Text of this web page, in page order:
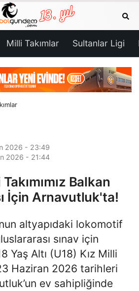
Milli Takımlar Sultanlar Ligi
2026 - 23:49
2026 - 21:44
Balkan
İçin Arnavutluk'ta!
altyapıdaki lokomotif
sınav için
Yaş Altı (U18) Kız Milli
23 Haziran 2026 tarihleri
ev sahipliğinde